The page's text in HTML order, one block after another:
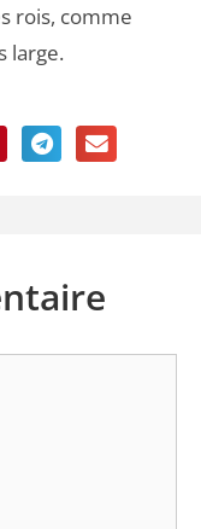
rois, comme
large.